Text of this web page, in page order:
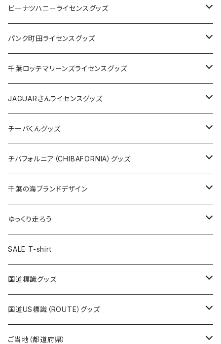
キャップ
ステッカー
缶バッジ
ホテルキーホルダー
ステッカー
缶バッジ
アクリルキーホルダー
ホテルキーホルダー
クリアファイル
Tシャツ
キャップ
トートバッグ
ランチバッグ
エコバッグ
ピーナツハニーライセンスグッズ
Tシャツ
キャップ
バッグ
ステッカー
缶バッジ
キーホルダー
クリアファイル
パンク町田ライセンスグッズ
Tシャツ
キャップ
バッグ
ステッカー
缶バッジ
キーホルダー
クリアファイル
千葉ロッテマリーンズライセンスグッズ
ステッカー
ステッカー
ステッカー大
缶バッジ
缶バッジ32mm
缶バッジ54mm
エコバッグ
JAGUARさんコラボグッズ
Tシャツ
ステッカー
サコッシュ
ホテルキーホルダー
モーテルキーホルダー
トートバッグ
JAGUARさんライセンスグッズ
Tシャツ
ステッカー
缶バッジ
クリアファイル
マスク
エコバッグ
千葉ロッテマリーンズコラボ
チーバくんグッズ
Tシャツ
キャップ
エコバッグ
ステッカー
モーテルキーホルダー
ホテルキーホルダー
トートバッグ
チバフォルニア（CHIBAFORNIA）グッズ
Tシャツ
キャップ
ステッカー
ホテルキーホルダー
千葉の海ブランドデザイン
Tシャツ
キャップ
ステッカー
ゆっくり走ろう
Tシャツ
ステッカー
ホテルキーホルダー
SALE T-shirt
国道標識グッズ
ステッカー
国道0～99号線
Tシャツ
国道US標識（ROUTE）グッズ
ステッカー
ご当地（都道府県）